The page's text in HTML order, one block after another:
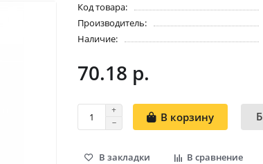
Код товара:
Производитель:
Наличие:
70.18 р.
В корзину
В закладки В сравнение